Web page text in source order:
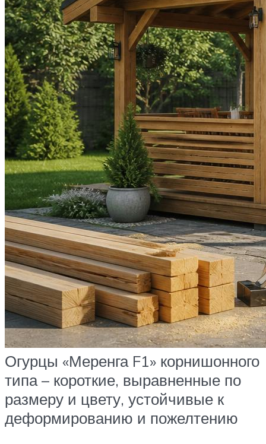
Огурцы «Меренга F1» корнишонного
типа – короткие, выравненные по
размеру и цвету, устойчивые к
деформированию и пожелтению